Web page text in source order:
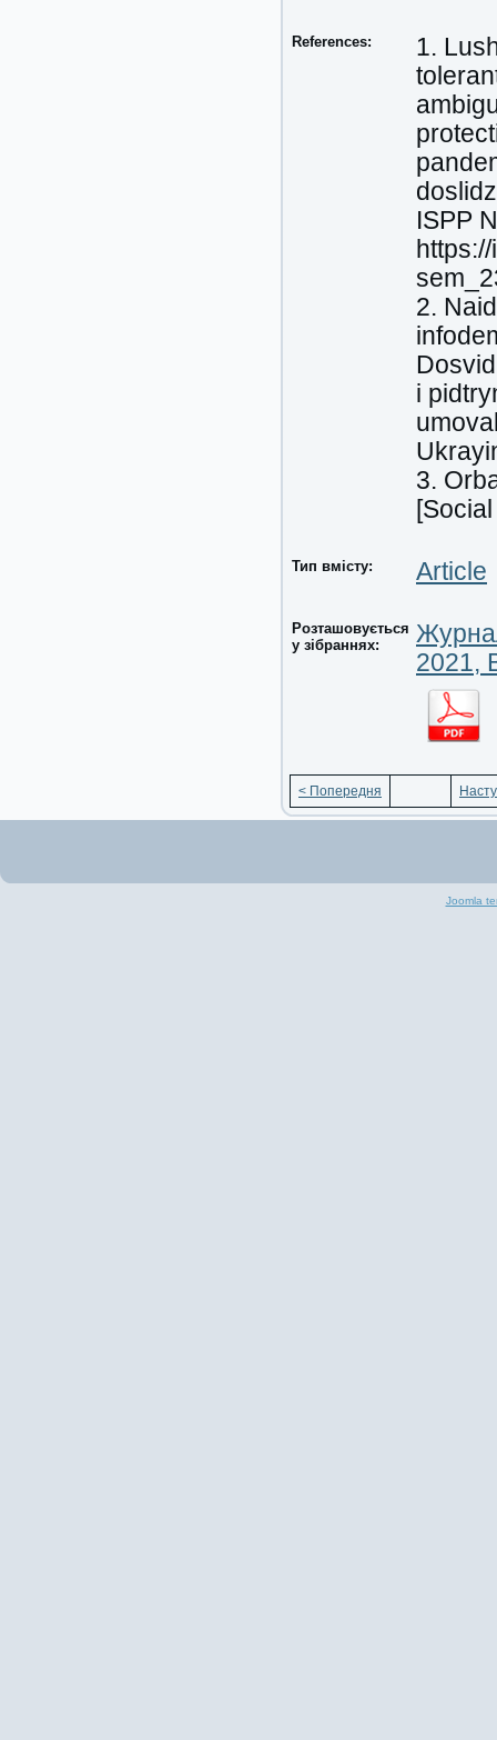
References:
1.
ISPP
2.
i
3.
Тип вмісту: Article
Розташовується
у зібраннях:
2021,
< Попередня
Joomla